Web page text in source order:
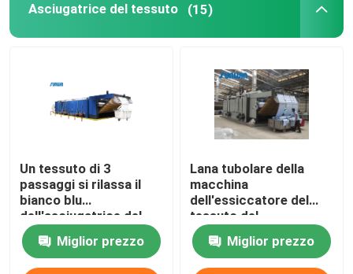
Asciugatrice del tessuto (15)
Un tessuto di 3
passaggi si rilassa il
bianco blu
dell'asciugatrice del
tessuto
dell'essiccatore
Miglior prezzo
Lana tubolare della
macchina
dell'essiccatore del
tessuto del
riscaldamento a gas
pre asciugatrice
50m/Min
Miglior prezzo